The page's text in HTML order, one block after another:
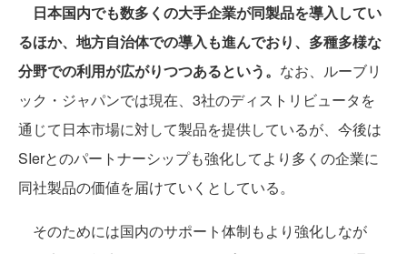
日本国内でも数多くの大手企業が同製品を導入してい
るほか、地方自治体での導入も進んでおり、多種多様な
分野での利用が広がりつつあるという。 なお、ルーブリ
ック・ジャパンでは現在、3社のディストリビュータを
通じて日本市場に対して製品を提供しているが、今後は
SIerとのパートナーシップも強化してより多くの企業に
同社製品の価値を届けていくとしている。
そのためには国内のサポート体制もより強化しなが